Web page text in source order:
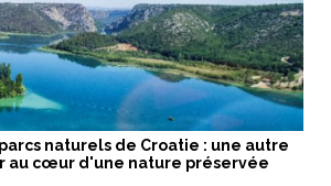
naturels de Croatie : une autre
au cœur d'une nature préservée